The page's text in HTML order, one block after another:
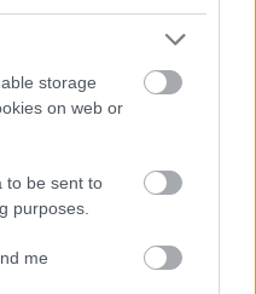
storage
on web or
to be sent to
purposes.
me
egy várost
vannak, hogy a